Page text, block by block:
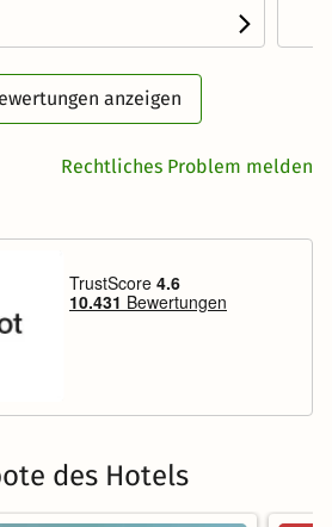
anzeigen
Rechtliches Problem melden
des Hotels